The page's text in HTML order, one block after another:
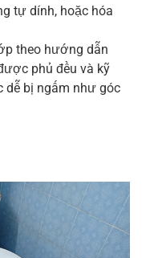
tự dính, hoặc hóa
theo hướng dẫn
phủ đều và kỹ
dễ bị ngấm như góc